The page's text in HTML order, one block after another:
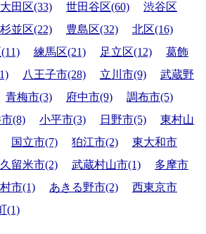
大田区(33) 世田谷区(60)
渋谷区
杉並区(22) 豊島区(32)
北区(16)
練馬区(21) 足立区(12)
葛飾
八王子市(28) 立川市(9)
武蔵野
青梅市(3) 府中市(9)
調布市(5)
(8) 小平市(3) 日野市(5)
東村山
国立市(7) 狛江市(2)
東大和市
留米市(2) 武蔵村山市(1)
多摩市
市(1) あきる野市(2)
西東京市
(1)